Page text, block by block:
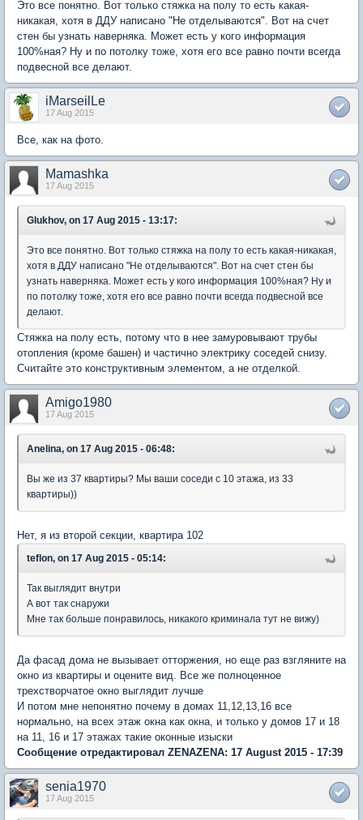
Это все понятно. Вот только стяжка на полу то есть какая-
никакая, хотя в ДДУ написано "Не отделываются". Вот на счет
стен бы узнать наверняка. Может есть у кого информация
100%ная? Ну и по потолку тоже, хотя его все равно почти всегда
подвесной все делают.
iMarseilLe
17 Aug 2015
Все, как на фото.
Mamashka
17 Aug 2015
Glukhov, on 17 Aug 2015 - 13:17:
Это все понятно. Вот только стяжка на полу то есть какая-никакая,
хотя в ДДУ написано "Не отделываются". Вот на счет стен бы
узнать наверняка. Может есть у кого информация 100%ная? Ну и
по потолку тоже, хотя его все равно почти всегда подвесной все
делают.
Стяжка на полу есть, потому что в нее замуровывают трубы
отопления (кроме башен) и частично электрику соседей снизу.
Считайте это конструктивным элементом, а не отделкой.
Amigo1980
17 Aug 2015
Anelina, on 17 Aug 2015 - 06:48:
Вы же из 37 квартиры? Мы ваши соседи с 10 этажа, из 33
квартиры))
Нет, я из второй секции, квартира 102
teflon, on 17 Aug 2015 - 05:14:
Так выглядит внутри
А вот так снаружи
Мне так больше понравилось, никакого криминала тут не вижу)
Да фасад дома не вызывает отторжения, но еще раз взгляните на
окно из квартиры и оцените вид. Все же полноценное
трехстворчатое окно выглядит лучше
И потом мне непонятно почему в домах 11,12,13,16 все
нормально, на всех этаж окна как окна, и только у домов 17 и 18
на 11, 16 и 17 этажах такие оконные изыски
Сообщение отредактировал ZENAZENA: 17 August 2015 - 17:39
senia1970
17 Aug 2015